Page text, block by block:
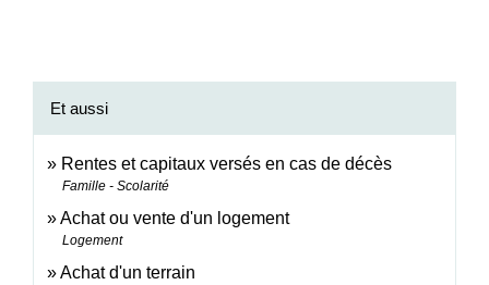
Et aussi
Rentes et capitaux versés en cas de décès
Famille - Scolarité
Achat ou vente d'un logement
Logement
Achat d'un terrain